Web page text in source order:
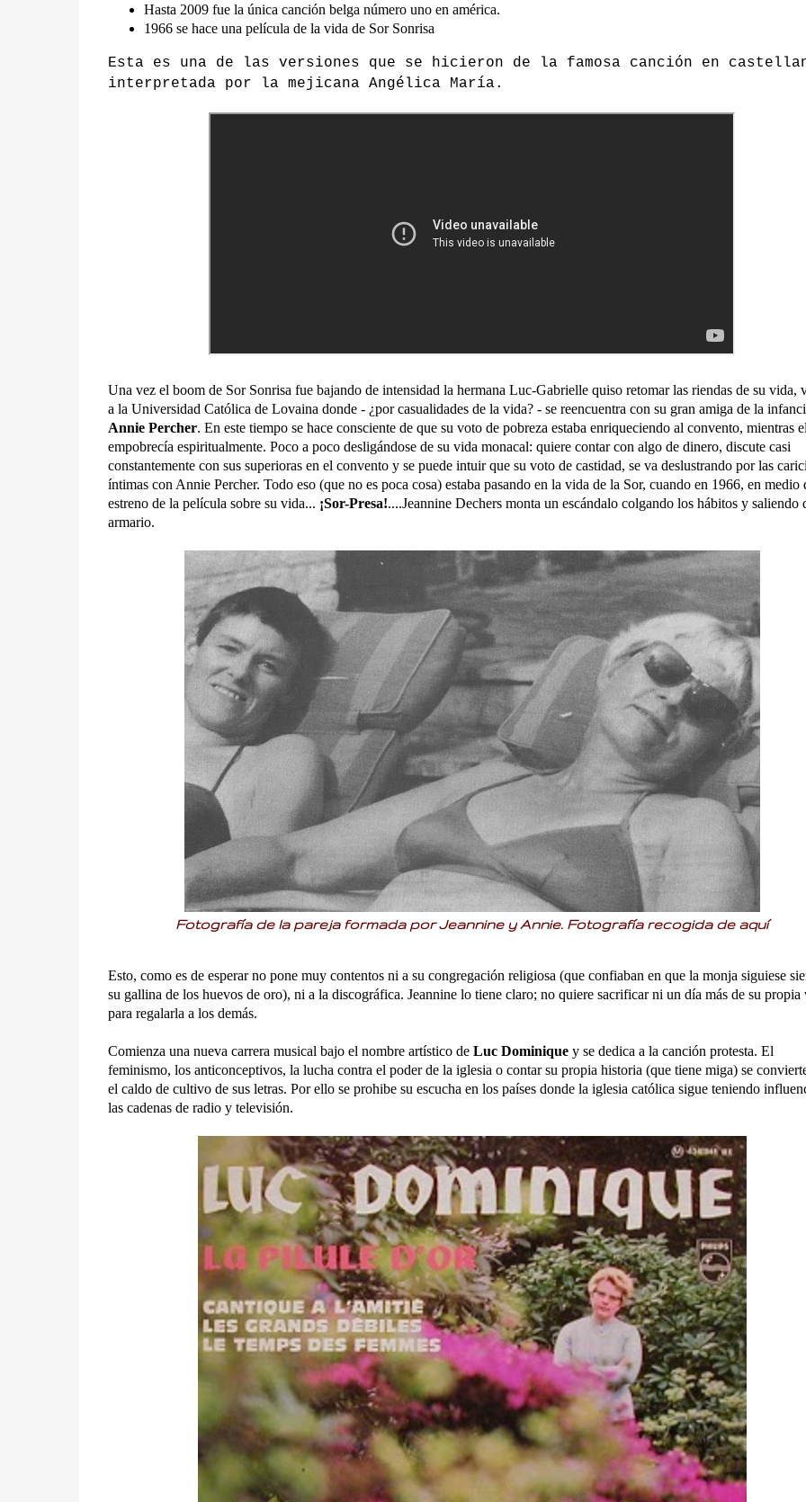
Hasta 2009 fue la única canción belga número uno en américa.
1966 se hace una película de la vida de Sor Sonrisa
Esta es una de las versiones que se hicieron de la famosa canción en
interpretada por la mejicana Angélica María.
Una vez el boom de Sor Sonrisa fue bajando de intensidad la hermana Luc-Gabrielle quiso retomar las riendas de su vida,
a la Universidad Católica de Lovaina donde - ¿por casualidades de la vida? - se reencuentra con su gran amiga de la
Annie Percher. En este tiempo se hace consciente de que su voto de pobreza estaba enriqueciendo al convento, mientras
empobrecía espiritualmente. Poco a poco desligándose de su vida monacal: quiere contar con algo de dinero, discute casi
constantemente con sus superioras en el convento y se puede intuir que su voto de castidad, se va deslustrando por las
íntimas con Annie Percher. Todo eso (que no es poca cosa) estaba pasando en la vida de la Sor, cuando en 1966, en medio
estreno de la película sobre su vida... ¡Sor-Presa!....Jeannine Dechers monta un escándalo colgando los hábitos y saliendo
armario.
Fotografía de la pareja formada por Jeannine y Annie. Fotografía recogida de aquí
Esto, como es de esperar no pone muy contentos ni a su congregación religiosa (que confiaban en que la monja siguiese
su gallina de los huevos de oro), ni a la discográfica. Jeannine lo tiene claro; no quiere sacrificar ni un día más de su propia
para regalarla a los demás.
Comienza una nueva carrera musical bajo el nombre artístico de Luc Dominique y se dedica a la canción protesta. El
feminismo, los anticonceptivos, la lucha contra el poder de la iglesia o contar su propia historia (que tiene miga) se
el caldo de cultivo de sus letras. Por ello se prohibe su escucha en los países donde la iglesia católica sigue teniendo
las cadenas de radio y televisión.